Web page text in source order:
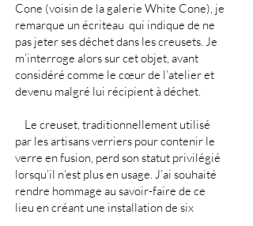
Cone (voisin de la galerie White Cone), je
remarque un écriteau qui indique de ne
pas jeter ses déchet dans les creusets. Je
m’interroge alors sur cet objet, avant
considéré comme le cœur de l’atelier et
devenu malgré lui récipient à déchet.
Le creuset, traditionnellement utilisé
par les artisans verriers pour contenir le
verre en fusion, perd son statut privilégié
lorsqu’il n’est plus en usage. J’ai souhaité
rendre hommage au savoir-faire de ce
lieu en créant une installation de six